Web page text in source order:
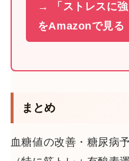
→ 「ストレスに強
をAmazonで見る
まとめ
血糖値の改善・糖尿病